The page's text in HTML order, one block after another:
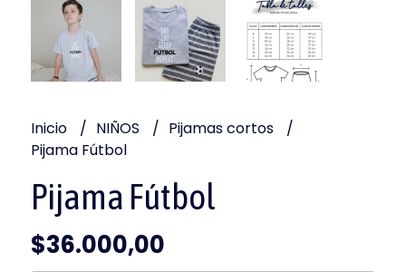
Inicio NIÑOS
Pijamas cortos
Pijama Fútbol
Pijama Fútbol
$36.000,00